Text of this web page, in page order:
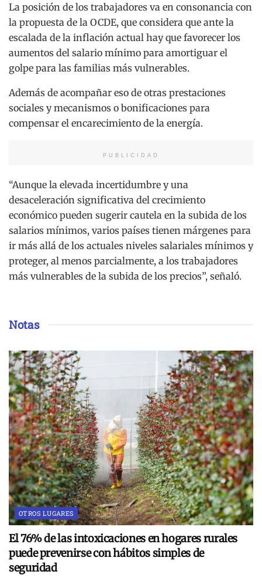
La posición de los trabajadores va en consonancia con
la propuesta de la OCDE, que considera que ante la
escalada de la inflación actual hay que favorecer los
aumentos del salario mínimo para amortiguar el
golpe para las familias más vulnerables.
Además de acompañar eso de otras prestaciones
sociales y mecanismos o bonificaciones para
compensar el encarecimiento de la energía.
PUBLICIDAD
“Aunque la elevada incertidumbre y una
desaceleración significativa del crecimiento
económico pueden sugerir cautela en la subida de los
salarios mínimos, varios países tienen márgenes para
ir más allá de los actuales niveles salariales mínimos y
proteger, al menos parcialmente, a los trabajadores
más vulnerables de la subida de los precios”, señaló.
Notas
OTROS LUGARES
El 76% de las intoxicaciones en hogares rurales
puede prevenirse con hábitos simples de
seguridad